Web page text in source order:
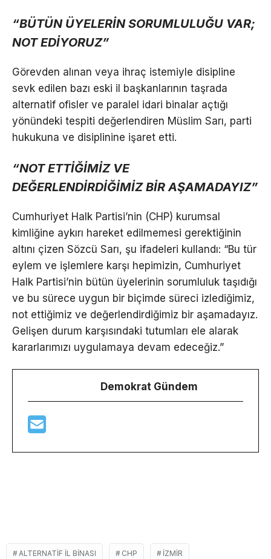
“BÜTÜN ÜYELERİN SORUMLULUĞU VAR;
NOT EDİYORUZ”
Görevden alınan veya ihraç istemiyle disipline
sevk edilen bazı eski il başkanlarının taşrada
alternatif ofisler ve paralel idari binalar açtığı
yönündeki tespiti değerlendiren Müslim Sarı, parti
hukukuna ve disiplinine işaret etti.
“NOT ETTİĞİMİZ VE
DEĞERLENDİRDİĞİMİZ BİR AŞAMADAYIZ”
Cumhuriyet Halk Partisi’nin (CHP) kurumsal
kimliğine aykırı hareket edilmemesi gerektiğinin
altını çizen Sözcü Sarı, şu ifadeleri kullandı: “Bu tür
eylem ve işlemlere karşı hepimizin, Cumhuriyet
Halk Partisi’nin bütün üyelerinin sorumluluk taşıdığı
ve bu sürece uygun bir biçimde süreci izlediğimiz,
not ettiğimiz ve değerlendirdiğimiz bir aşamadayız.
Gelişen durum karşısındaki tutumları ele alarak
kararlarımızı uygulamaya devam edeceğiz.”
Demokrat Gündem
ALTERNATIF IL BINASI CHP IZMIR